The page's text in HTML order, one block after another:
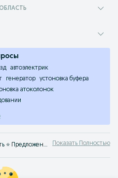
автоэлектрик
генератор
устоновка буфера
атоколонок
Автоэлектрик Алматинская область ⭐ Предложения автоэлектриков с выездом, круглосуточно, без выходных ✔️ Расценки по ремонту электрики авто на OLX.kz! Показать Полностью